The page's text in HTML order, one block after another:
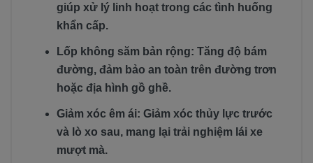
giúp xử lý linh hoạt trong các tình huống
khẩn cấp.
Lốp không săm bản rộng: Tăng độ bám
đường, đảm bảo an toàn trên đường trơn
hoặc địa hình gồ ghề.
Giảm xóc êm ái: Giảm xóc thủy lực trước
và lò xo sau, mang lại trải nghiệm lái xe
mượt mà.